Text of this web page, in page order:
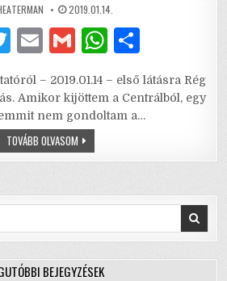
PUBLISHED
DATE:
2019.01.14.
T
it
te
r
E
ai
l
G
ai
l
W
at
s
p
p
ar
– 2019.01.14 – első látásra Rég
Amikor kijöttem a Centrálból, egy
nem gondoltam a…
TOVÁBB OLVASOMKASIMIR
ÉS
KAROLINE
BEJEGYZÉSEK